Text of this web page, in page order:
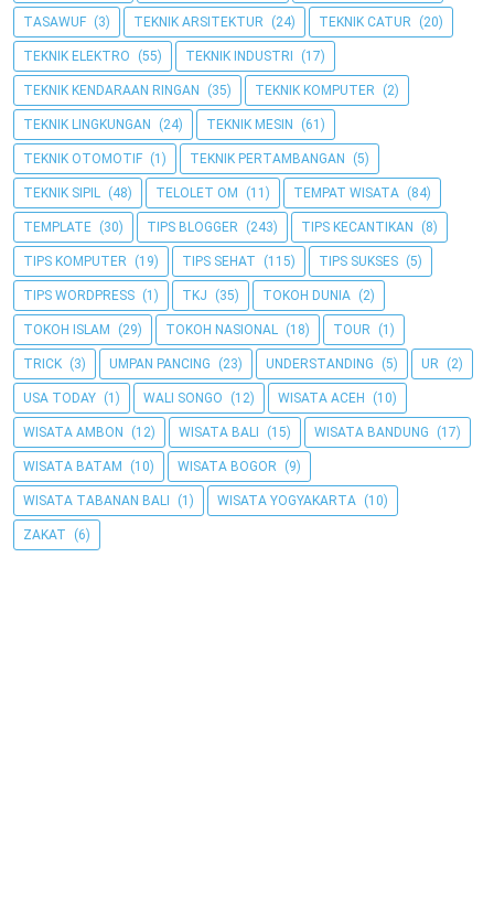
TASAWUF (3) TEKNIK ARSITEKTUR (24) TEKNIK CATUR (20)
TEKNIK ELEKTRO (55) TEKNIK INDUSTRI (17)
TEKNIK KENDARAAN RINGAN (35) TEKNIK KOMPUTER (2)
TEKNIK LINGKUNGAN (24) TEKNIK MESIN (61)
TEKNIK OTOMOTIF (1) TEKNIK PERTAMBANGAN (5)
TEKNIK SIPIL (48) TELOLET OM (11) TEMPAT WISATA (84)
TEMPLATE (30) TIPS BLOGGER (243) TIPS KECANTIKAN (8)
TIPS KOMPUTER (19) TIPS SEHAT (115) TIPS SUKSES (5)
TIPS WORDPRESS (1) TKJ (35) TOKOH DUNIA (2)
TOKOH ISLAM (29) TOKOH NASIONAL (18) TOUR (1)
TRICK (3) UMPAN PANCING (23) UNDERSTANDING (5) UR (2)
USA TODAY (1) WALI SONGO (12) WISATA ACEH (10)
WISATA AMBON (12) WISATA BALI (15) WISATA BANDUNG (17)
WISATA BATAM (10) WISATA BOGOR (9)
WISATA TABANAN BALI (1) WISATA YOGYAKARTA (10)
ZAKAT (6)